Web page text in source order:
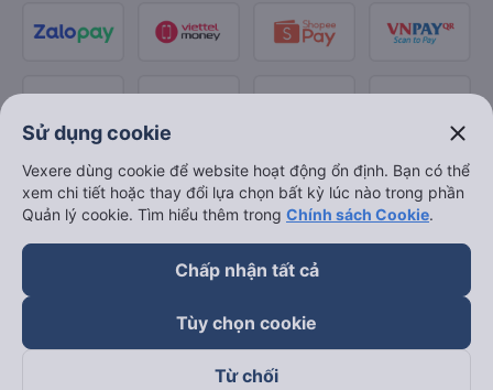
Sử dụng cookie close
Vexere dùng cookie để website hoạt động ổn định. Bạn có thể
xem chi tiết hoặc thay đổi lựa chọn bất kỳ lúc nào trong phần
Quản lý cookie. Tìm hiểu thêm trong Chính sách Cookie.
Chấp nhận tất cả
Tùy chọn cookie
Từ chối